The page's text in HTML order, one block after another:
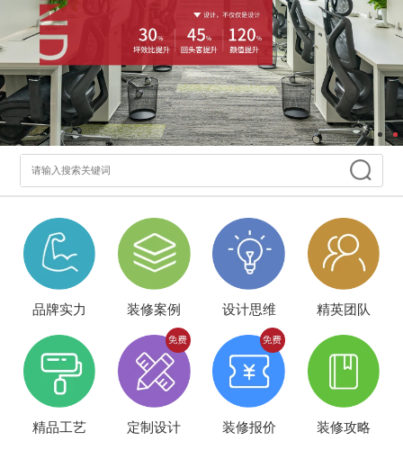
品牌实力 装修案例 设计思维 精英团队
精品工艺 定制设计 装修报价 装修攻略